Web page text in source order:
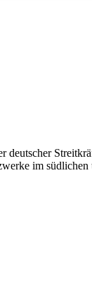
deutscher
im